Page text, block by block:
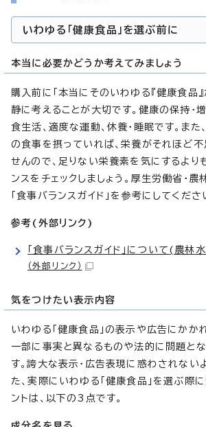
いわゆる「健康食品」を選ぶ前に
本当に必要かどうか考えてみましょう
購入前に「本当にそのいわゆる『健康食品
静に考えることが大切です。健康の保持・
食生活、適度な運動、休養・睡眠です。また
の食事を摂っていれば、栄養がそれほど不
せんので、足りない栄養素を気にするより
ンスをチェックしましょう。厚生労働省・
「食事バランスガイド」を参考にしてくださ
参考(外部リンク)
「食事バランスガイド」について(農林
（外部リンク）
気をつけたい表示内容
いわゆる「健康食品」の表示や広告にかか
一部に事実と異なるものや法的に問題と
す。誇大な表示・広告表現に惑わされない
た、実際にいわゆる「健康食品」を選ぶ際
ントは、以下の3点です。